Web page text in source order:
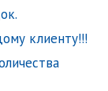
клиенту!!!